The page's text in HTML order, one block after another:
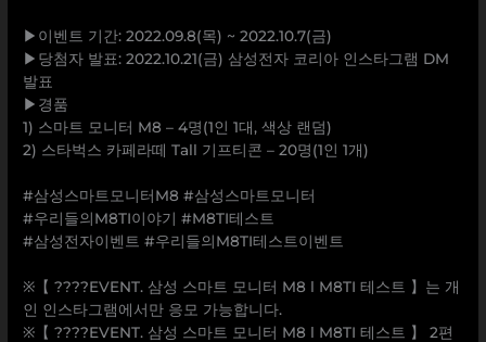
▶이벤트 기간: 2022.09.8(목) ~ 2022.10.7(금)
▶당첨자 발표: 2022.10.21(금) 삼성전자 코리아 인스타그램 DM
발표
▶경품
1) 스마트 모니터 M8 – 4명(1인 1대, 색상 랜덤)
2) 스타벅스 카페라떼 Tall 기프티콘 – 20명(1인 1개)
#삼성스마트모니터M8 #삼성스마트모니터
#우리들의M8TI이야기 #M8TI테스트
#삼성전자이벤트 #우리들의M8TI테스트이벤트
※【 ????EVENT. 삼성 스마트 모니터 M8 Ι M8TI 테스트 】는 개
인 인스타그램에서만 응모 가능합니다.
※【 ????EVENT. 삼성 스마트 모니터 M8 Ι M8TI 테스트 】 2편